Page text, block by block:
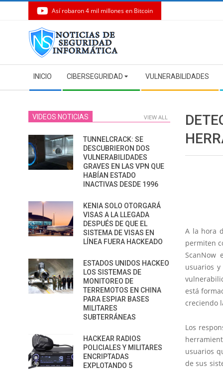
Así robaron 4 mil millones en Bitcoin
Navigation
Menu
INICIO CIBERSEGURIDAD VULNERABILIDADES
A la hora
permiten
ScanNow
usuarios
está
creciendo
Los
usuarios
de sus
VIDEOS NOTICIAS VIEW ALL
TUNNELCRACK: SE
DESCUBRIERON DOS
VULNERABILIDADES
GRAVES EN LAS VPN QUE
HABÍAN ESTADO
INACTIVAS DESDE 1996
KENIA SOLO OTORGARÁ
VISAS A LA LLEGADA
DESPUÉS DE QUE EL
SISTEMA DE VISAS EN
LÍNEA FUERA HACKEADO
ESTADOS UNIDOS HACKEO
LOS SISTEMAS DE
MONITOREO DE
TERREMOTOS EN CHINA
PARA ESPIAR BASES
MILITARES
SUBTERRÁNEAS
HACKEAR RADIOS
POLICIALES Y MILITARES
ENCRIPTADAS
EXPLOTANDO 5